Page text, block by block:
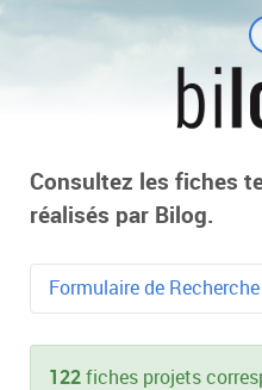
Consultez les fiches
réalisés par Bilog.
Formulaire de Recherche
122 fiches projets